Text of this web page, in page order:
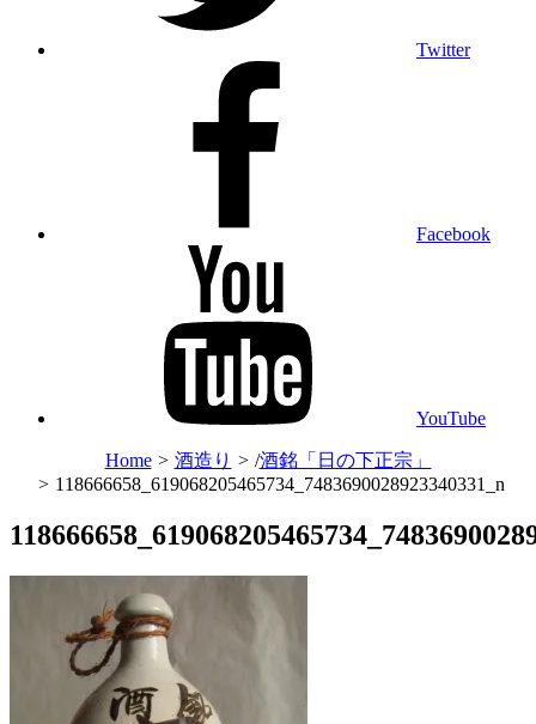
Twitter
Facebook
YouTube
Home > 酒造り > /酒銘「日の下正宗」
> 118666658_619068205465734_7483690028923340331_n